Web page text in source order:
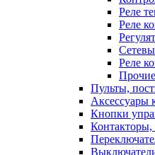
Реле
Реле
Реле
Пульты,
Аксессуары
Кнопки
Контакторы,